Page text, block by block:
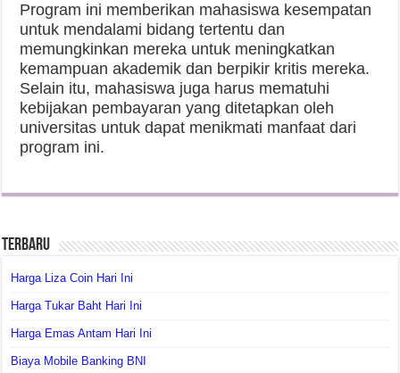
Program ini memberikan mahasiswa kesempatan
untuk mendalami bidang tertentu dan
memungkinkan mereka untuk meningkatkan
kemampuan akademik dan berpikir kritis mereka.
Selain itu, mahasiswa juga harus mematuhi
kebijakan pembayaran yang ditetapkan oleh
universitas untuk dapat menikmati manfaat dari
program ini.
Terbaru
Harga Liza Coin Hari Ini
Harga Tukar Baht Hari Ini
Harga Emas Antam Hari Ini
Biaya Mobile Banking BNI